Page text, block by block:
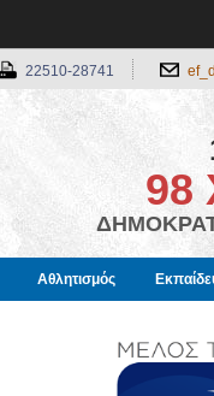
22510-28741
98
Αθλητισμός